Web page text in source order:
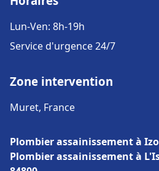
Lun-Ven: 8h-19h
Service d'urgence 24/7
Zone intervention
Muret, France
Plombier assainissement à
Plombier assainissement à